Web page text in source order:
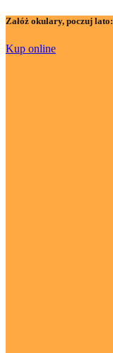
Załóż okulary, poczuj lato:
Kup online